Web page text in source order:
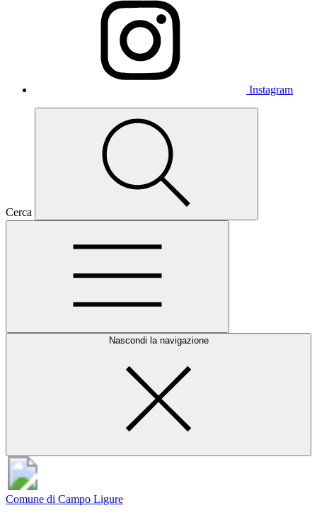
Instagram
Cerca
Nascondi la navigazione
Comune di Campo Ligure